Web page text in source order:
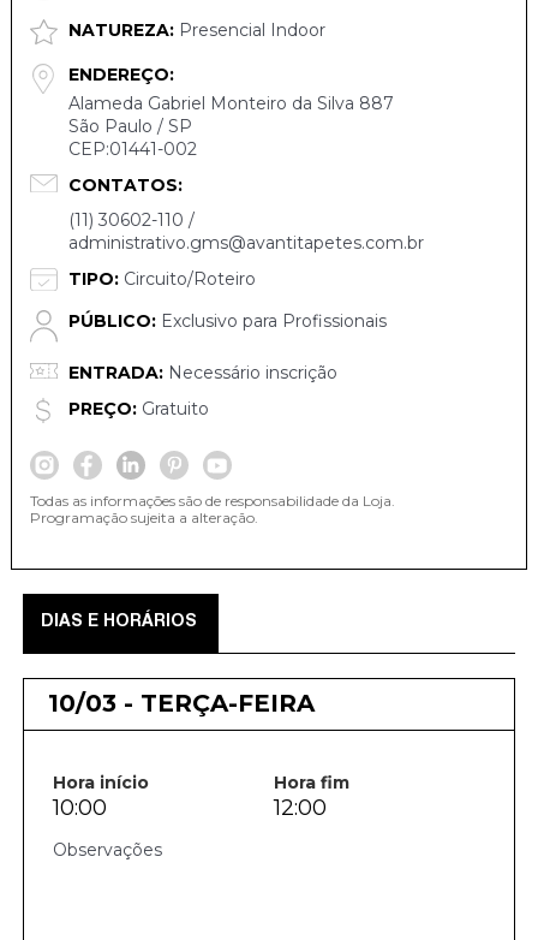
NATUREZA:Presencial Indoor
ENDEREÇO:
Alameda Gabriel Monteiro da Silva 887
São Paulo / SP
CEP:01441-002
CONTATOS:
(11) 30602-110 /
administrativo.gms@avantitapetes.com.br
TIPO:Circuito/Roteiro
PÚBLICO:Exclusivo para Profissionais
ENTRADA:Necessário inscrição
PREÇO:Gratuito
Todas as informações são de responsabilidade da Loja.
Programação sujeita a alteração.
DIAS E HORÁRIOS
10/03 - TERÇA-FEIRA
Hora início Hora fim
10:00 12:00